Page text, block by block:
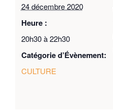
24 décembre 2020
Heure :
20h30 à 22h30
Catégorie d’Évènement:
CULTURE